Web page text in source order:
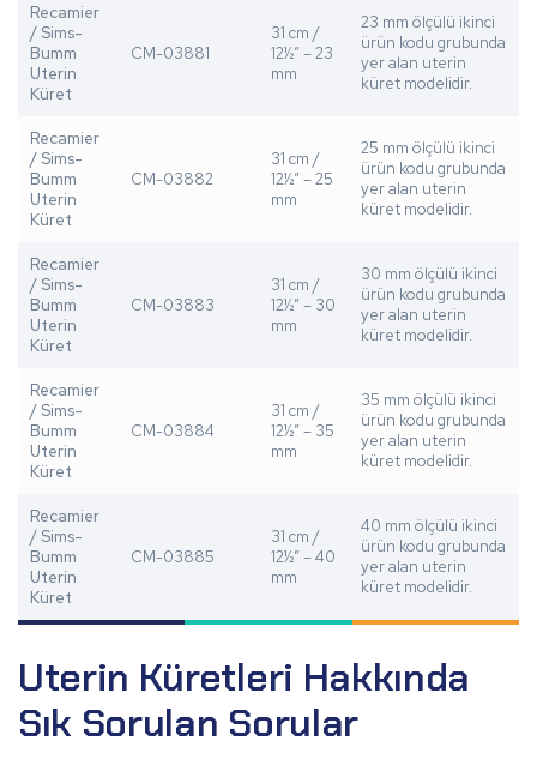
Recamier
/ Sims-
Bumm
Uterin
Küret
CM-03881
31 cm /
12½” – 23
mm
23 mm ölçülü ikinci
ürün kodu grubunda
yer alan uterin
küret modelidir.
Recamier
/ Sims-
Bumm
Uterin
Küret
CM-03882
31 cm /
12½” – 25
mm
25 mm ölçülü ikinci
ürün kodu grubunda
yer alan uterin
küret modelidir.
Recamier
/ Sims-
Bumm
Uterin
Küret
CM-03883
31 cm /
12½” – 30
mm
30 mm ölçülü ikinci
ürün kodu grubunda
yer alan uterin
küret modelidir.
Recamier
/ Sims-
Bumm
Uterin
Küret
CM-03884
31 cm /
12½” – 35
mm
35 mm ölçülü ikinci
ürün kodu grubunda
yer alan uterin
küret modelidir.
Recamier
/ Sims-
Bumm
Uterin
Küret
CM-03885
31 cm /
12½” – 40
mm
40 mm ölçülü ikinci
ürün kodu grubunda
yer alan uterin
küret modelidir.
Uterin Küretleri Hakkında
Sık Sorulan Sorular